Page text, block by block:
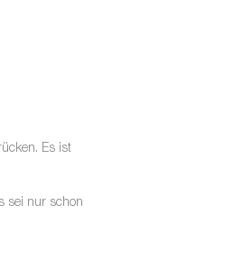
Es ist
sei nur schon